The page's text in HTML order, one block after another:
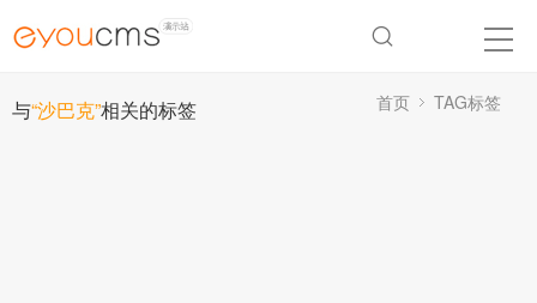
与“沙巴克”相关的标签 首页 TAG标签